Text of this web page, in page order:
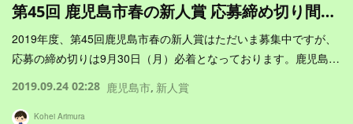
第45回 鹿児島市春の新人賞 応募締め切り間…
2019年度、第45回鹿児島市春の新人賞はただいま募集中ですが、
応募の締め切りは9月30日（月）必着となっております。鹿児島…
2019.09.24 02:28 鹿児島市 新人賞
Kohei Arimura